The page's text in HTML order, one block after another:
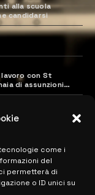
come i
del
permetterà di
o ID unici su
alla scuola
candidarsi
con St
di assunzioni